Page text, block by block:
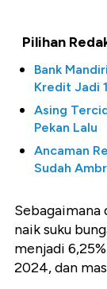
Pilihan
Bank
Kredit Jadi
Asing
Pekan Lalu
Ancaman
Sudah
Sebagaimana
naik suku
menjadi
2024, dan